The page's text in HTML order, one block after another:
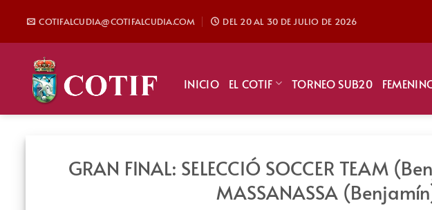
contenido
COTIFALCUDIA@COTIFALCUDIA.COM DEL 20 AL 30 DE JULIO DE 2026
INICIO EL COTIF TORNEO SUB20
GRAN FINAL: SELECCIÓ SOCCER TEAM
MASSANASSA